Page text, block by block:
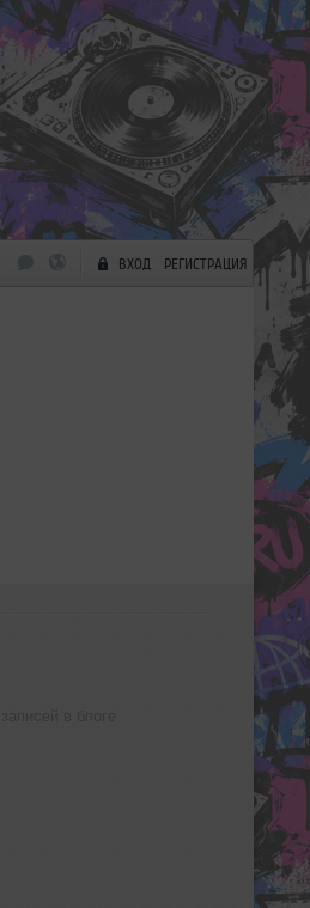
ВХОД РЕГИСТРАЦИЯ